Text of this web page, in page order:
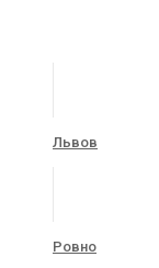
Львов
Ровно